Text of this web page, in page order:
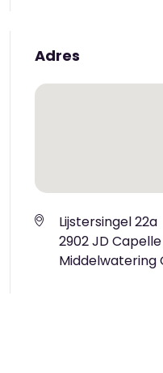
Adres
Lijstersingel 22a
2902 JD
Middelwatering